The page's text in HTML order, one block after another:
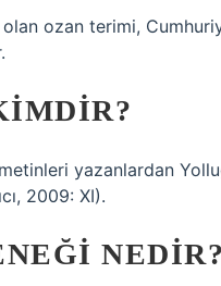
ozan terimi,
yazanlardan
2009: XI).
NEDIR?